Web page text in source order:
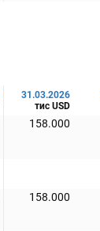
31.03.2026
тис USD
158.000
158.000